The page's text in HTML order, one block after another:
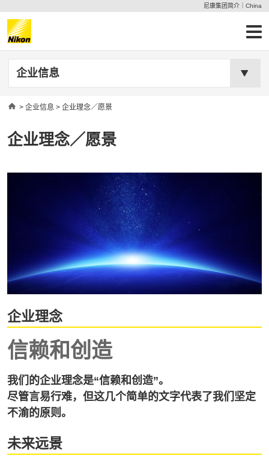
尼康集团简介｜China
企业信息
Home
> 企业信息> 企业理念／愿景
企业理念／愿景
企业理念
信赖和创造
我们的企业理念是“信赖和创造”。
尽管言易行难，但这几个简单的文字代表了我们坚定
不渝的原则。
未来远景